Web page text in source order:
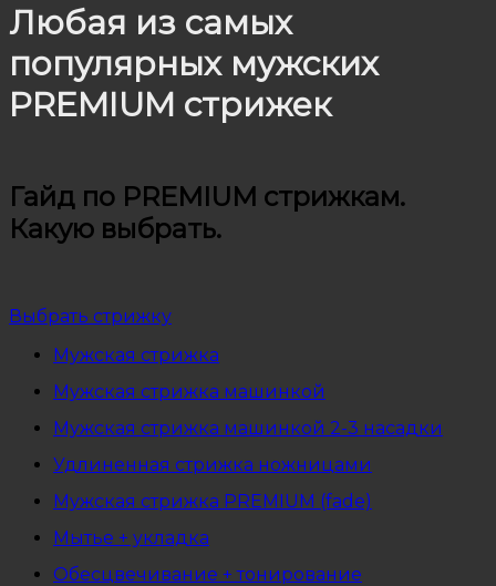
Любая из самых
популярных мужских
PREMIUM стрижек
Гайд по PREMIUM стрижкам.
Какую выбрать.
Выбрать стрижку
Мужская стрижка
Мужская стрижка машинкой
Мужская стрижка машинкой 2-3 насадки
Удлиненная стрижка ножницами
Мужская стрижка PREMIUM (fade)
Мытье + укладка
Обесцвечивание + тонирование